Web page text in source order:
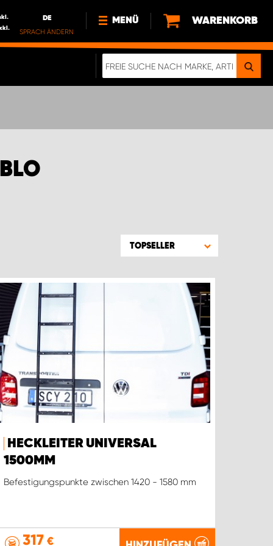
DE
SPRACH ÄNDERN
MENÜ
NEWS
WARENKORB
TOPSELLER
HECKLEITER UNIVERSAL
1500MM
Befestigungspunkte zwischen 1420 - 1580 mm
317 €